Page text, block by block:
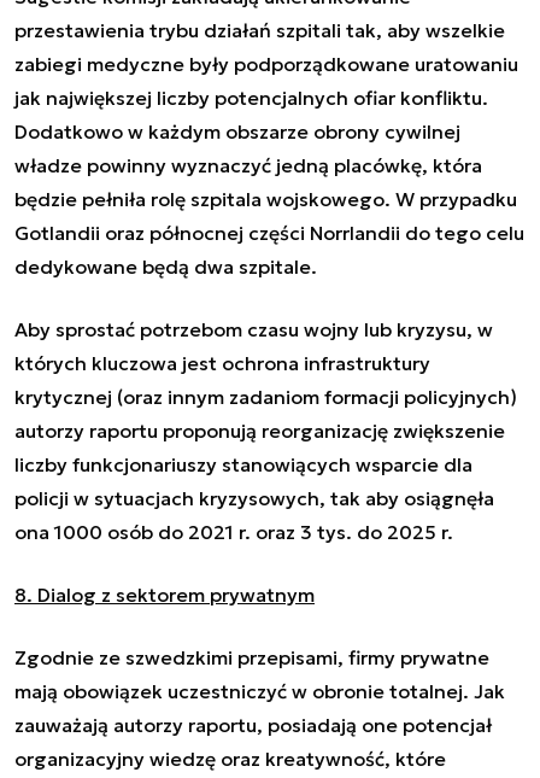
przestawienia trybu działań szpitali tak, aby wszelkie
zabiegi medyczne były podporządkowane uratowaniu
jak największej liczby potencjalnych ofiar konfliktu.
Dodatkowo w każdym obszarze obrony cywilnej
władze powinny wyznaczyć jedną placówkę, która
będzie pełniła rolę szpitala wojskowego. W przypadku
Gotlandii oraz północnej części Norrlandii do tego celu
dedykowane będą dwa szpitale.
Aby sprostać potrzebom czasu wojny lub kryzysu, w
których kluczowa jest ochrona infrastruktury
krytycznej (oraz innym zadaniom formacji policyjnych)
autorzy raportu proponują reorganizację zwiększenie
liczby funkcjonariuszy stanowiących wsparcie dla
policji w sytuacjach kryzysowych, tak aby osiągnęła
ona 1000 osób do 2021 r. oraz 3 tys. do 2025 r.
8. Dialog z sektorem prywatnym
Zgodnie ze szwedzkimi przepisami, firmy prywatne
mają obowiązek uczestniczyć w obronie totalnej. Jak
zauważają autorzy raportu, posiadają one potencjał
organizacyjny wiedzę oraz kreatywność, które